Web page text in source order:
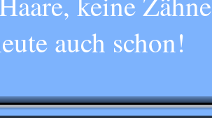
auch schon!